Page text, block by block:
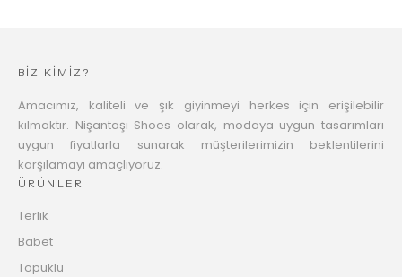
BİZ KİMİZ?
Amacımız, kaliteli ve şık giyinmeyi herkes için erişilebilir
kılmaktır. Nişantaşı Shoes olarak, modaya uygun tasarımları
uygun fiyatlarla sunarak müşterilerimizin beklentilerini
karşılamayı amaçlıyoruz.
ÜRÜNLER
Terlik
Babet
Topuklu